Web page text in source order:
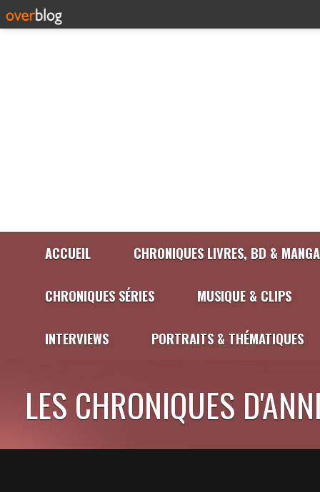
ACCUEIL CHRONIQUES LIVRES, BD &
CHRONIQUES SÉRIES MUSIQUE & CLIPS
INTERVIEWS PORTRAITS & THÉMATIQUES
LES CHRONIQUES